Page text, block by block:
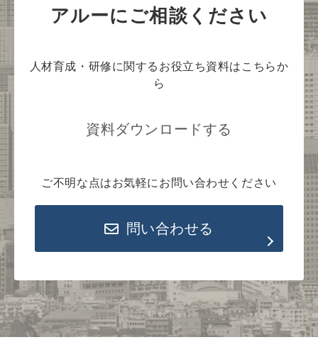
アルーにご相談ください
人材育成・研修に関するお役立ち資料はこちらか
ら
資料ダウンロードする
ご不明な点はお気軽にお問い合わせください
問い合わせる